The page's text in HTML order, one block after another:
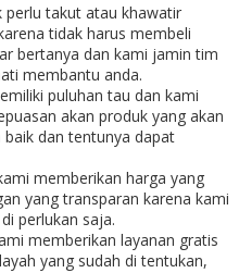
perlu takut atau khawatir
tidak harus membeli
bertanya dan kami jamin tim
membantu anda.
puluhan tau dan kami
akan produk yang akan
dan tentunya dapat
memberikan harga yang
yang transparan karena kami
perlukan saja.
memberikan layanan gratis
yang sudah di tentukan,